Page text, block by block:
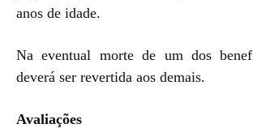
anos de idade.
Na eventual morte de um dos
deverá ser revertida aos demais.
Avaliações